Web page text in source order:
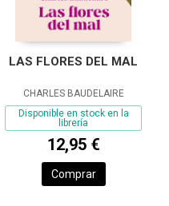
LAS FLORES DEL MAL
CHARLES BAUDELAIRE
Disponible en stock en la
librería
12,95 €
Comprar